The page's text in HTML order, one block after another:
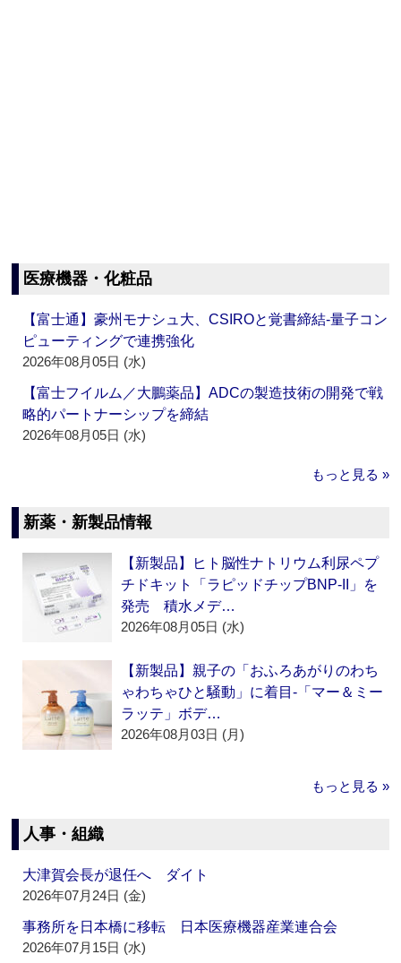
医療機器・化粧品
【富士通】豪州モナシュ大、CSIROと覚書締結‐量子コン
ピューティングで連携強化
2026年08月05日 (水)
【富士フイルム／大鵬薬品】ADCの製造技術の開発で戦
略的パートナーシップを締結
2026年08月05日 (水)
もっと見る »
新薬・新製品情報
【新製品】ヒト脳性ナトリウム利尿ペプ
チドキット「ラピッドチップBNP-II」を
発売 積水メデ…
2026年08月05日 (水)
【新製品】親子の「おふろあがりのわち
ゃわちゃひと騒動」に着目‐「マー＆ミー
ラッテ」ボデ…
2026年08月03日 (月)
もっと見る »
人事・組織
大津賀会長が退任へ ダイト
2026年07月24日 (金)
事務所を日本橋に移転 日本医療機器産業連合会
2026年07月15日 (水)